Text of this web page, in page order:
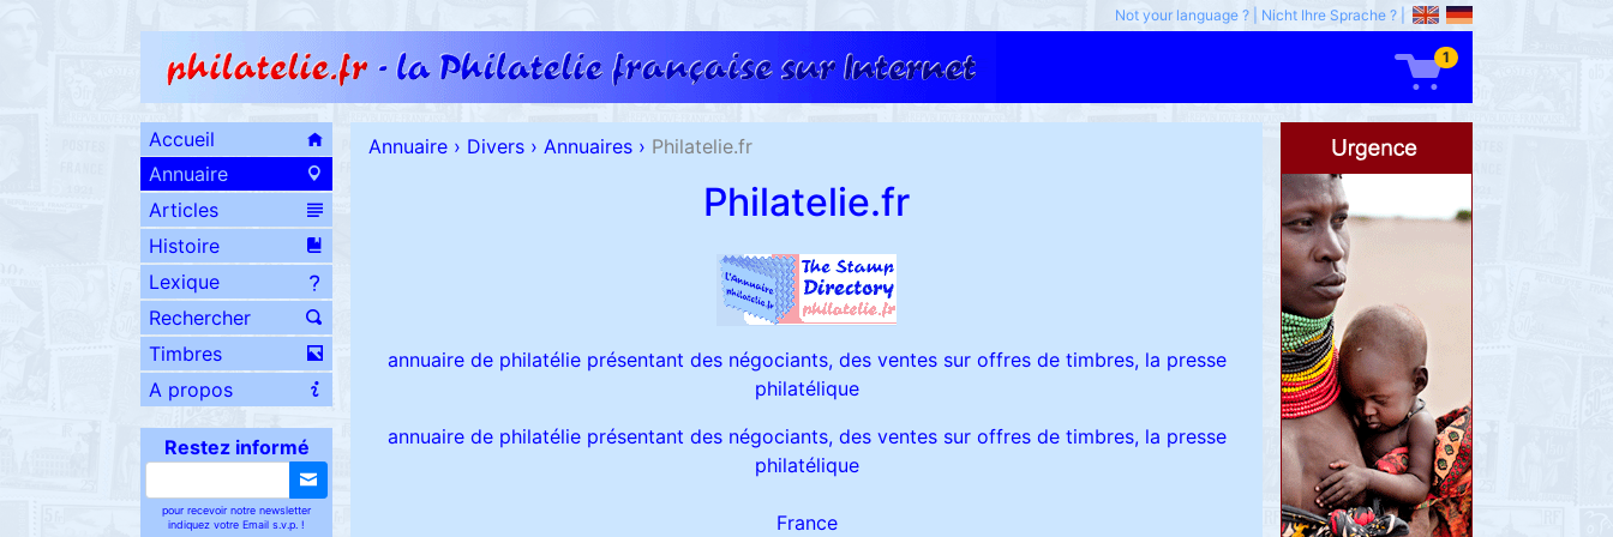
Not your language ? Nicht Ihre Sprache ?
1
Accueil
Annuaire
Articles
Histoire
Lexique
Rechercher
Timbres
A propos
Restez informé
pour recevoir notre newsletter
indiquez votre Email s.v.p. !
Annuaire › Divers › Annuaires › Philatelie.fr
Philatelie.fr
annuaire de philatélie présentant des négociants, des ventes sur offres de timbres, la presse
philatélique
annuaire de philatélie présentant des négociants, des ventes sur offres de timbres, la presse
philatélique
France